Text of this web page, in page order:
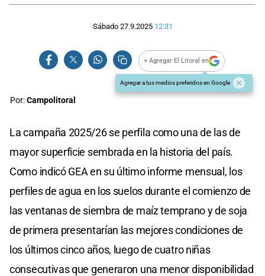
Sábado 27.9.2025 12:31
+ Agregar El Litoral en
Agregar a tus medios preferidos en Google
Por:Campolitoral
La campaña 2025/26 se perfila como una de las de
mayor superficie sembrada en la historia del país.
Como indicó GEA en su último informe mensual, los
perfiles de agua en los suelos durante el comienzo de
las ventanas de siembra de maíz temprano y de soja
de primera presentarían las mejores condiciones de
los últimos cinco años, luego de cuatro niñas
consecutivas que generaron una menor disponibilidad